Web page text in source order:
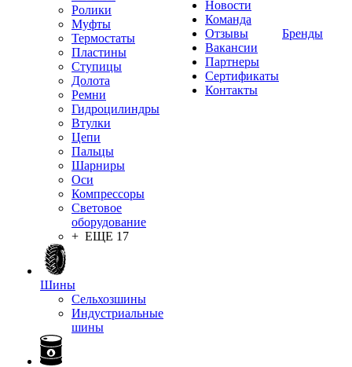
Ролики
Муфты
Термостаты
Пластины
Ступицы
Долота
Ремни
Гидроцилиндры
Втулки
Цепи
Пальцы
Шарниры
Оси
Компрессоры
Световое
оборудование
+ ЕЩЕ 17
Шины
Сельхозшины
Индустриальные
шины
Новости
Команда
Отзывы
Вакансии
Партнеры
Сертификаты
Контакты
Бренды